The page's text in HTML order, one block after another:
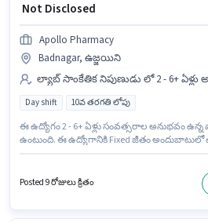
₹ Not Disclosed
Apollo Pharmacy
Badnagar, ఉజ్జయిని
ల్యాబ్ సాంకేతిక నిపుణుడు లో 2 - 6+ ఏళ్లు
Day shift 10వ తరగతి లోపు
ఈ ఉద్యోగం 2 - 6+ ఏళ్లు సంవత్సరాల అనుభవం ఉన్న
ఉంటుంది. ఈ ఉద్యోగానికి Fixed జీతం
ఫార్మసిస్ట్ గా చేరండి. ఈ ఉద్యోగం Full Time
Posted 9 రోజులు క్రితం